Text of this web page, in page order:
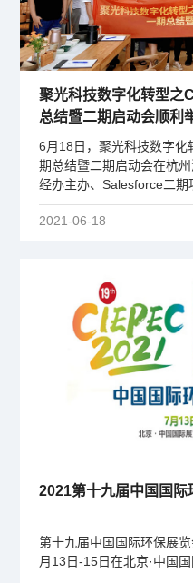
聚光科技数字化转型之
总结暨二期启动会顺利
6月18日，聚光科技数字
期总结暨二期启动会在杭
经办主办、Salesforce二
Salesforce项目一期（市
期交付服务信息化建设项
2021-06-18
2021第十九届中国国
第十九届中国国际环保展
月13日-15日在北京·中国